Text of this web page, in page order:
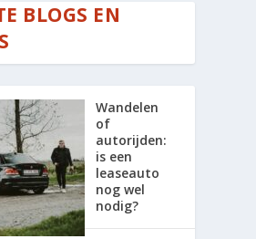
BLOGS EN
Wandelen
of
autorijden:
is een
leaseauto
nog wel
nodig?